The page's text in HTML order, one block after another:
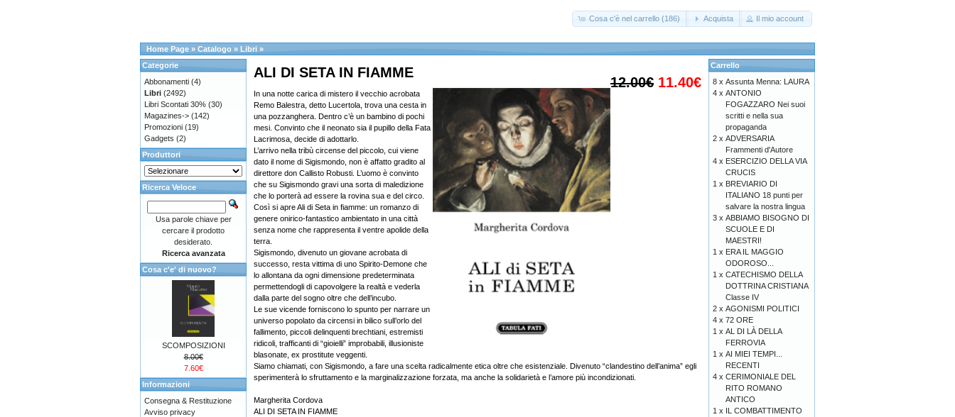
Cosa c'è nel carrello (186) Acquista Il mio account
Home Page » Catalogo » Libri »
12.00€ 11.40€
ALI DI SETA IN FIAMME
In una notte carica di mistero il vecchio acrobata
Remo Balestra, detto Lucertola, trova una cesta in
una pozzanghera. Dentro c’è un bambino di pochi
mesi. Convinto che il neonato sia il pupillo della Fata
Lacrimosa, decide di adottarlo.
L’arrivo nella tribù circense del piccolo, cui viene
dato il nome di Sigismondo, non è affatto gradito al
direttore don Callisto Robusti. L’uomo è convinto
che su Sigismondo gravi una sorta di maledizione
che lo porterà ad essere la rovina sua e del circo.
Così si apre Ali di Seta in fiamme: un romanzo di
genere onirico-fantastico ambientato in una città
senza nome che rappresenta il ventre apolide della
terra.
Sigismondo, divenuto un giovane acrobata di
successo, resta vittima di uno Spirito-Demone che
lo allontana da ogni dimensione predeterminata
permettendogli di capovolgere la realtà e vederla
dalla parte del sogno oltre che dell’incubo.
Le sue vicende forniscono lo spunto per narrare un
universo popolato da circensi in bilico sull’orlo del
fallimento, piccoli delinquenti brechtiani, estremisti
ridicoli, trafficanti di “gioielli” improbabili, illusioniste
blasonate, ex prostitute veggenti.
Siamo chiamati, con Sigismondo, a fare una scelta radicalmente etica oltre che esistenziale. Divenuto “clandestino dell’anima” egli
sperimenterà lo sfruttamento e la marginalizzazione forzata, ma anche la solidarietà e l’amore più incondizionati.
Margherita Cordova
ALI DI SETA IN FIAMME
Categorie
Abbonamenti (4)
Libri (2492)
Libri Scontati 30% (30)
Magazines-> (142)
Promozioni (19)
Gadgets (2)
Produttori
Ricerca Veloce
Usa parole chiave per
cercare il prodotto
desiderato.
Ricerca avanzata
Cosa c'e' di nuovo?
SCOMPOSIZIONI
8.00€
7.60€
Informazioni
Consegna & Restituzione
Avviso privacy
Carrello
8 x Assunta Menna: LAURA
4 x ANTONIO
FOGAZZARO Nei suoi
scritti e nella sua
propaganda
2 x ADVERSARIA
Frammenti d'Autore
4 x ESERCIZIO DELLA VIA
CRUCIS
1 x BREVIARIO DI
ITALIANO 18 punti per
salvare la nostra lingua
3 x ABBIAMO BISOGNO DI
SCUOLE E DI
MAESTRI!
1 x ERA IL MAGGIO
ODOROSO...
1 x CATECHISMO DELLA
DOTTRINA CRISTIANA
Classe IV
2 x AGONISMI POLITICI
4 x 72 ORE
1 x AL DI LÀ DELLA
FERROVIA
1 x AI MIEI TEMPI...
RECENTI
4 x CERIMONIALE DEL
RITO ROMANO
ANTICO
1 x IL COMBATTIMENTO